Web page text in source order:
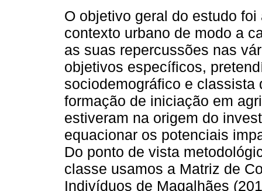
O objetivo geral do estudo
contexto urbano de modo a
as suas repercussões nas
objetivos específicos,
sociodemográfico e classista
formação de iniciação em
estiveram na origem do
equacionar os potenciais
Do ponto de vista
classe usamos a Matriz de
Indivíduos de Magalhães